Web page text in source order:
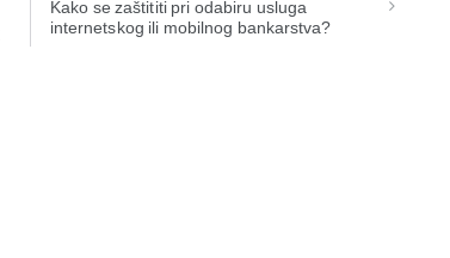
Kako se zaštititi pri odabiru usluga
internetskog ili mobilnog bankarstva?